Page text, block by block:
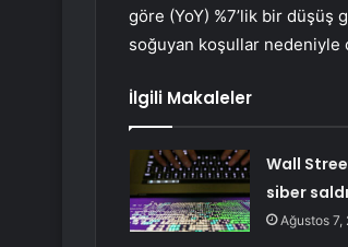
göre (YoY) %7’lik bir
soğuyan koşullar nedeniyle
İlgili Makaleler
Wall
siber
Ağustos 7,